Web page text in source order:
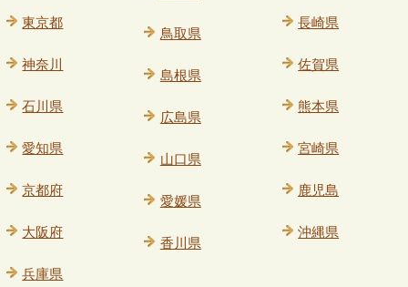
東京都
神奈川
石川県
愛知県
京都府
大阪府
兵庫県
鳥取県
島根県
広島県
山口県
愛媛県
香川県
長崎県
佐賀県
熊本県
宮崎県
鹿児島
沖縄県